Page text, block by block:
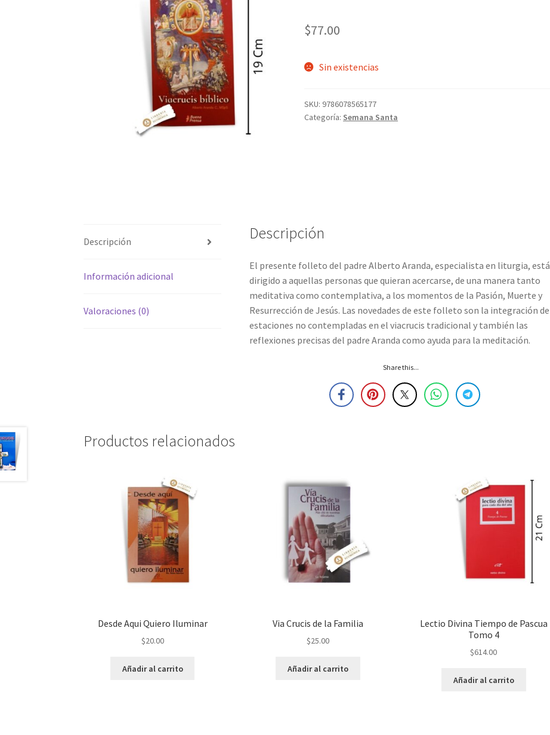
$77.00
Sin existencias
SKU: 9786078565177
Categoría: Semana Santa
Descripción
Información adicional
Valoraciones (0)
Descripción
El presente folleto del padre Alberto Aranda, especialista en liturgia, está
dirigido a aquellas personas que quieran acercarse, de una manera tanto
meditativa como contemplativa, a los momentos de la Pasión, Muerte y
Resurrección de Jesús. Las novedades de este folleto son la integración de
estaciones no contempladas en el viacrucis tradicional y también las
reflexiones precisas del padre Aranda como ayuda para la meditación.
Share this...
Productos relacionados
Desde Aqui Quiero Iluminar
$20.00
Añadir al carrito
Via Crucis de la Familia
$25.00
Añadir al carrito
Lectio Divina Tiempo de Pascua
Tomo 4
$614.00
Añadir al carrito